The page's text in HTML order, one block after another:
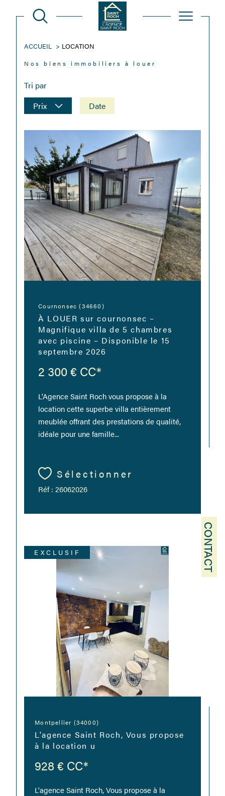
CONTACT
ACCUEIL LOCATION
Nos biens immobiliers à louer
Tri par
Prix
Date
Cournonsec (34660)
À LOUER sur cournonsec –
Magnifique villa de 5 chambres
avec piscine – Disponible le 15
septembre 2026
2 300 € CC*
L'Agence Saint Roch vous propose à la
location cette superbe villa entièrement
meublée offrant des prestations de qualité,
idéale pour une famille...
Sélectionner
Réf : 26062026
Montpellier (34000)
L'agence Saint Roch, Vous propose
à la location u
928 € CC*
L'agence Saint Roch, Vous propose à la
EXCLUSIF